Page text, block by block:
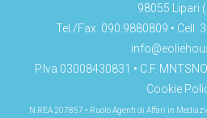
98055 Lipari
Tel./Fax. 090.9880809 • Cell.
P.Iva 03008430831 • C.F.
Cookie
N.REA 207857 • Ruolo Agenti di Affari in